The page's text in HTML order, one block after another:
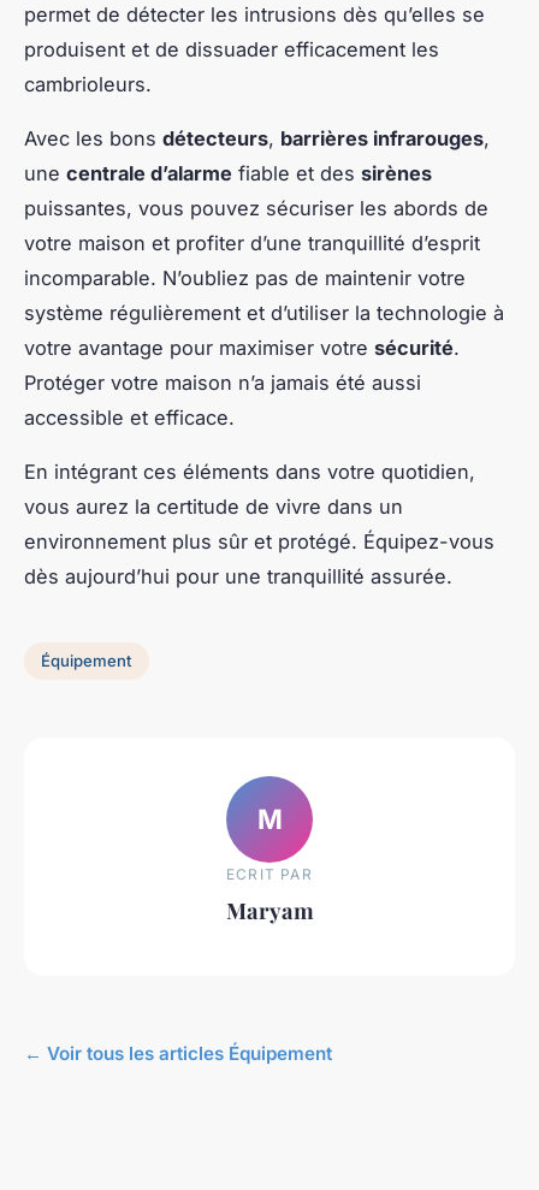
permet de détecter les intrusions dès qu’elles se
produisent et de dissuader efficacement les
cambrioleurs.
Avec les bons détecteurs, barrières infrarouges,
une centrale d’alarme fiable et des sirènes
puissantes, vous pouvez sécuriser les abords de
votre maison et profiter d’une tranquillité d’esprit
incomparable. N’oubliez pas de maintenir votre
système régulièrement et d’utiliser la technologie à
votre avantage pour maximiser votre sécurité.
Protéger votre maison n’a jamais été aussi
accessible et efficace.
En intégrant ces éléments dans votre quotidien,
vous aurez la certitude de vivre dans un
environnement plus sûr et protégé. Équipez-vous
dès aujourd’hui pour une tranquillité assurée.
Équipement
M
ECRIT PAR
Maryam
← Voir tous les articles Équipement